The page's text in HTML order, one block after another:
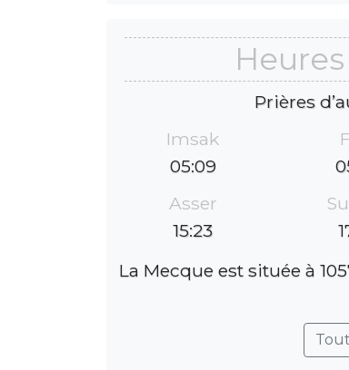
Prières
Imsak
05:09
Asser
15:23
La Mecque est située à